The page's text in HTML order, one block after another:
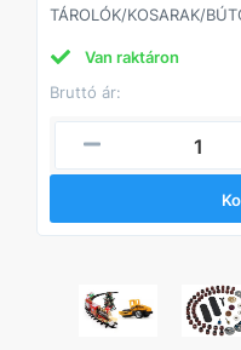
TÁROLÓK/KOSARAK/
Van raktáron
Bruttó ár: